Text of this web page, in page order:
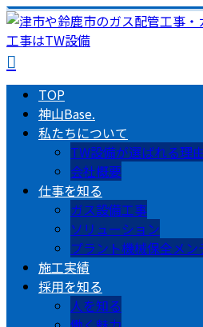
TOP
神山Base.
私たちについて
TW設備が選ばれる理
会社概要
仕事を知る
ガス設備工事
ソリューション
プラント機械保全メン
施工実績
採用を知る
人を知る